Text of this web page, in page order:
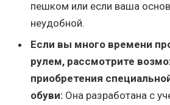
пешком или если ваша
неудобной.
Если вы много времени
рулем, рассмотрите
приобретения
обуви: Она разработана с